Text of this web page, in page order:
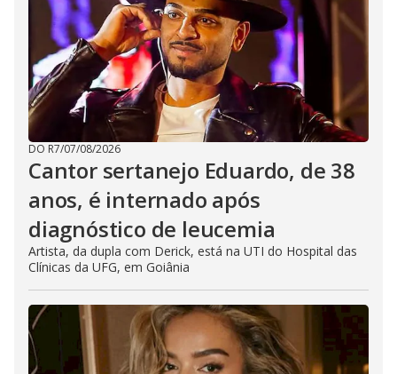
DO R7/07/08/2026
Cantor sertanejo Eduardo, de 38
anos, é internado após
diagnóstico de leucemia
Artista, da dupla com Derick, está na UTI do Hospital das
Clínicas da UFG, em Goiânia